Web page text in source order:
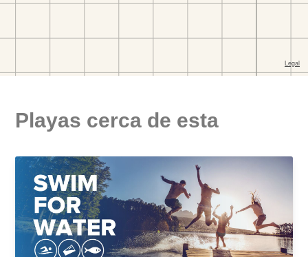
Playas cerca de esta